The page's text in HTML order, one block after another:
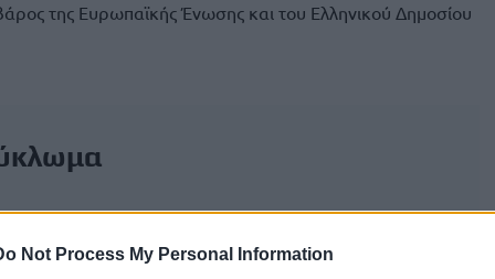
Not Process My Personal Information
της Ευρωπαϊκής Ένωσης και του Ελληνικού Δημοσίου